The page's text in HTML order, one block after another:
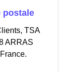
postale
TSA
ARRAS